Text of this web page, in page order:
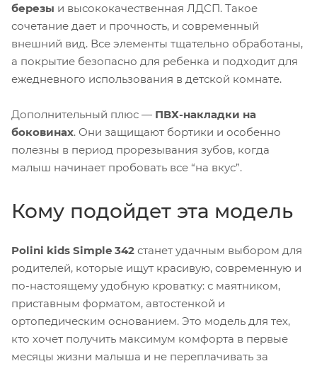
березы и высококачественная ЛДСП. Такое
сочетание дает и прочность, и современный
внешний вид. Все элементы тщательно обработаны,
а покрытие безопасно для ребенка и подходит для
ежедневного использования в детской комнате.
Дополнительный плюс — ПВХ-накладки на
боковинах. Они защищают бортики и особенно
полезны в период прорезывания зубов, когда
малыш начинает пробовать все “на вкус”.
Кому подойдет эта модель
Polini kids Simple 342 станет удачным выбором для
родителей, которые ищут красивую, современную и
по-настоящему удобную кроватку: с маятником,
приставным форматом, автостенкой и
ортопедическим основанием. Это модель для тех,
кто хочет получить максимум комфорта в первые
месяцы жизни малыша и не переплачивать за